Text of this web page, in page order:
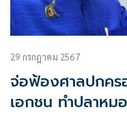
29 กรกฎาคม 2567
จ่อฟ้องศาลปกค
เอกชน ทำปลาหม